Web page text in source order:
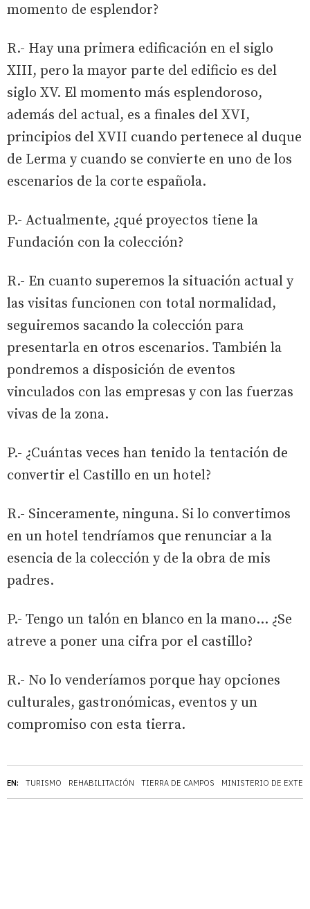
EN: TURISMO REHABILITACIÓN TIERRA DE CAMPOS MINISTERIO DE
momento de esplendor?
R.- Hay una primera edificación en el siglo
XIII, pero la mayor parte del edificio es del
siglo XV. El momento más esplendoroso,
además del actual, es a finales del XVI,
principios del XVII cuando pertenece al duque
de Lerma y cuando se convierte en uno de los
escenarios de la corte española.
P.- Actualmente, ¿qué proyectos tiene la
Fundación con la colección?
R.- En cuanto superemos la situación actual y
las visitas funcionen con total normalidad,
seguiremos sacando la colección para
presentarla en otros escenarios. También la
pondremos a disposición de eventos
vinculados con las empresas y con las fuerzas
vivas de la zona.
P.- ¿Cuántas veces han tenido la tentación de
convertir el Castillo en un hotel?
R.- Sinceramente, ninguna. Si lo convertimos
en un hotel tendríamos que renunciar a la
esencia de la colección y de la obra de mis
padres.
P.- Tengo un talón en blanco en la mano… ¿Se
atreve a poner una cifra por el castillo?
R.- No lo venderíamos porque hay opciones
culturales, gastronómicas, eventos y un
compromiso con esta tierra.